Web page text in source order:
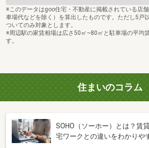
※このデータはgoo住宅・不動産に掲載されている店
車場代などを除く）を算出したものです。ただし5戸
ついてのみ対象とします。
※周辺駅の家賃相場は広さ50㎡~80㎡と駐車場の平均
す。
住まいのコラム
SOHO（ソーホー）とは？賃
宅ワークとの違いをわかりや